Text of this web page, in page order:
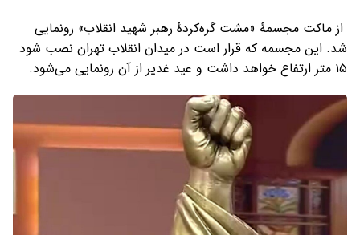
از ماکت مجسمهٔ «مشت گره‌کردهٔ رهبر شهید انقلاب» رونمایی
شد. این مجسمه که قرار است در میدان انقلاب تهران نصب شود
۱۵ متر ارتفاع خواهد داشت و عید غدیر از آن رونمایی می‌شود.